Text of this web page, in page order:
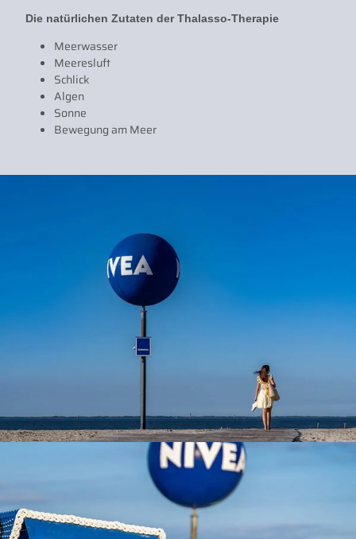
Die natürlichen Zutaten der Thalasso-Therapie
Meerwasser
Meeresluft
Schlick
Algen
Sonne
Bewegung am Meer